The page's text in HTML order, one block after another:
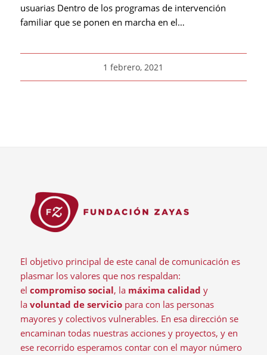
usuarias Dentro de los programas de intervención
familiar que se ponen en marcha en el…
1 febrero, 2021
El objetivo principal de este canal de comunicación es
plasmar los valores que nos respaldan:
el compromiso social, la máxima calidad y
la voluntad de serviciopara con las personas
mayores y colectivos vulnerables. En esa dirección se
encaminan todas nuestras acciones y proyectos, y en
ese recorrido esperamos contar con el mayor número